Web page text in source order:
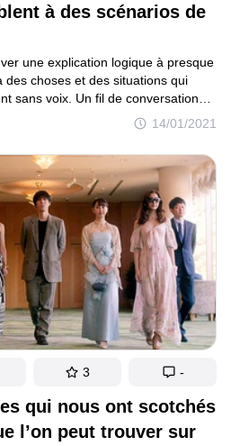
à des scénarios de
14/01/2021
une explication logique à presque
choses et des situations qui
sans voix. Un fil de conversation
étranges et inexplicables qui
de différentes personnes. Lire ces
de regarder un bon film
un film d’horreur. Découvrir les
rêve, lire une lettre du futur
de sa vie — tout cela
film, mais ces choses se sont
réelle.
qui nous ont scotchés
l’on peut trouver sur
3 -